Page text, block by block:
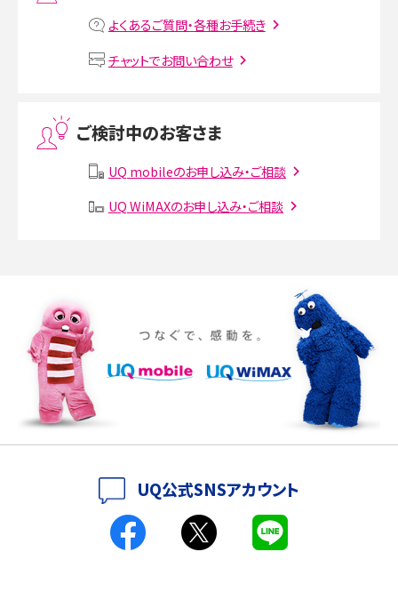
VPN接続とは？仕組みや必要性、メリット・デメリット、接続方法を解説
Instagram（インスタグラム）でスクショするとバレる？バレるケースや撮り方も解
SMSとは？料金やできること、注意点や届かない時の対処法を解説
iPhone 16eとiPhone SE（第3世代）の違いは？サイズやスペックを比較して解説
iPhone 16eとiPhone 14を徹底比較！スペック・機能の違いをわかりやすく紹介
iPhone 16シリーズのモデルを比較！価格・サイズ・カメラ性能の違いを徹底解説
iPhone 16とiPhone 15の違いは？カメラ・スペック・機能を徹底比較
スマホが高い理由は？購入費用を抑える方法や端末を選ぶ時の注意点を解説！
よくあるご質問・各種お手続き
チャットでお問い合わせ
ご検討中のお客さま
UQ mobileのお申し込み・ご相談
UQ WiMAXのお申し込み・ご相談
UQ公式SNSアカウント